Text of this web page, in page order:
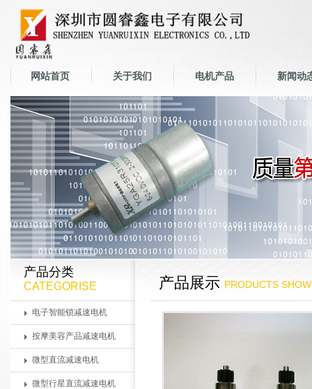
网站首页 关于我们 电机产品 新闻动
产品分类
CATEGORISE
电子智能锁减速电机
按摩美容产品减速电机
微型直流减速电机
微型行星直流减速电机
产品展示 PRODUCTS SHOW